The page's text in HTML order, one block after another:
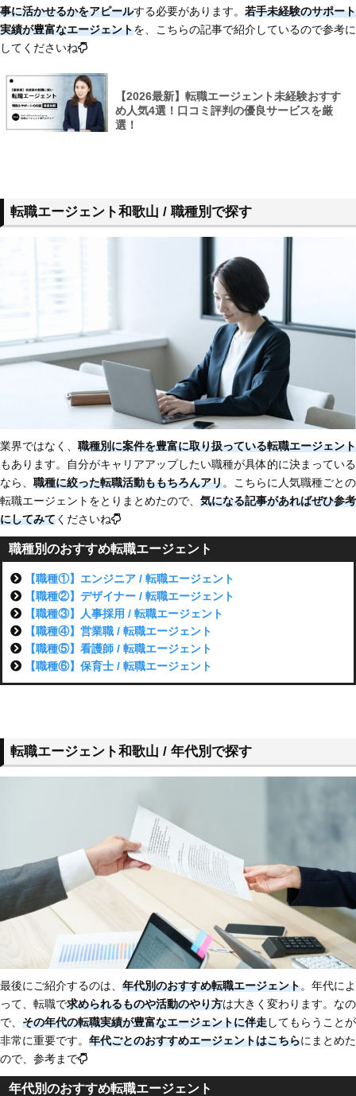
事に活かせるかをアピールする必要があります。 若手未経験のサポート
実績が豊富なエージェントを、こちらの記事で紹介しているので参考に
してくださいね
【2026最新】転職エージェント未経験おすす
め人気4選！口コミ評判の優良サービスを厳
選！
転職エージェント和歌山 / 職種別で探す
業界ではなく、 職種別に案件を豊富に取り扱っている転職エージェント
もあります。自分がキャリアアップしたい職種が具体的に決まっている
なら、 職種に絞った転職活動ももちろんアリ。こちらに人気職種ごとの
転職エージェントをとりまとめたので、 気になる記事があればぜひ参考
にしてみてくださいね
職種別のおすすめ転職エージェント
【職種①】エンジニア / 転職エージェント
【職種②】デザイナー / 転職エージェント
【職種③】人事採用 / 転職エージェント
【職種④】営業職 / 転職エージェント
【職種⑤】看護師 / 転職エージェント
【職種⑥】保育士 / 転職エージェント
転職エージェント和歌山 / 年代別で探す
最後にご紹介するのは、 年代別のおすすめ転職エージェント。年代によ
って、転職で求められるものや活動のやり方は大きく変わります。なの
で、 その年代の転職実績が豊富なエージェントに伴走してもらうことが
非常に重要です。 年代ごとのおすすめエージェントはこちらにまとめた
ので、参考まで
年代別のおすすめ転職エージェント